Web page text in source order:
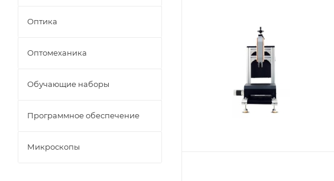
Оптика
Оптомеханика
Обучающие наборы
Программное обеспечение
Микроскопы